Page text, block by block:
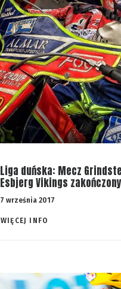
Liga duńska: Mecz
Esbjerg Vikings
7 września 2017
WIĘCEJ INFO